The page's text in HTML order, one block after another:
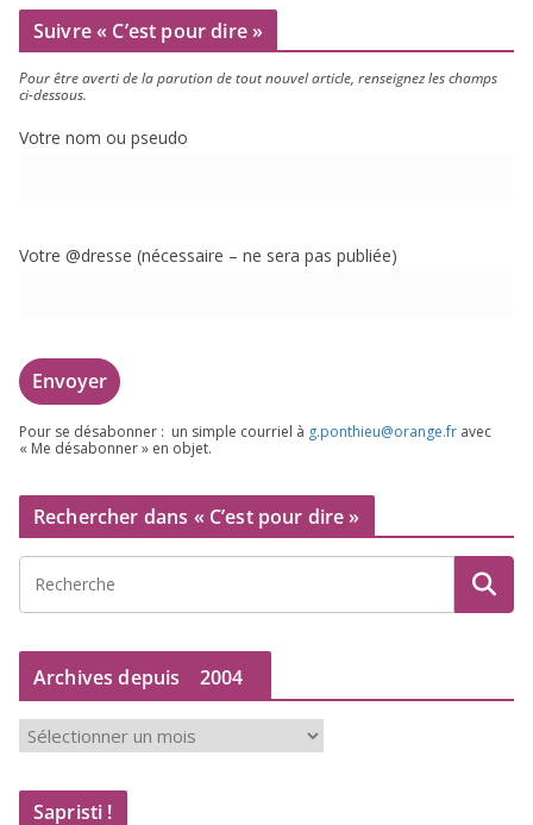
Suivre « C’est pour dire »
Pour être aver­ti de la paru­tion de tout nou­vel article, ren­sei­gnez les champs
ci-dessous.
Votre nom ou pseudo
Votre @dresse (néces­saire – ne sera pas publiée)
Pour se désa­bon­ner : un simple cour­riel à g.​ponthieu@​orange.​fr avec
« Me désa­bon­ner » en objet.
Rechercher dans « C’est pour dire »
Archives depuis 2004
c
Sapristi !